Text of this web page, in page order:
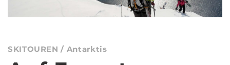
SKITOUREN / Antarktis